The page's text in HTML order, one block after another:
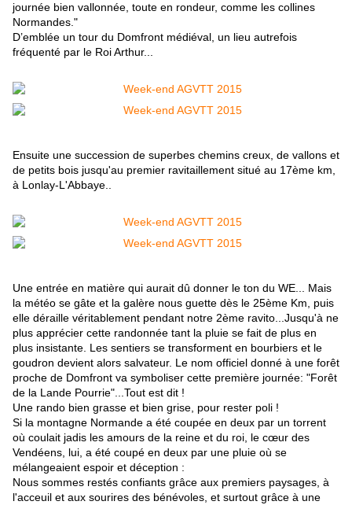
journée bien vallonnée, toute en rondeur, comme les collines
Normandes."
D’emblée un tour du Domfront médiéval, un lieu autrefois
fréquenté par le Roi Arthur...
Ensuite une succession de superbes chemins creux, de vallons et
de petits bois jusqu'au premier ravitaillement situé au 17ème km,
à Lonlay-L'Abbaye..
Une entrée en matière qui aurait dû donner le ton du WE... Mais
la météo se gâte et la galère nous guette dès le 25ème Km, puis
elle déraille véritablement pendant notre 2ème ravito...Jusqu'à ne
plus apprécier cette randonnée tant la pluie se fait de plus en
plus insistante. Les sentiers se transforment en bourbiers et le
goudron devient alors salvateur. Le nom officiel donné à une forêt
proche de Domfront va symboliser cette première journée: "Forêt
de la Lande Pourrie"...Tout est dit !
Une rando bien grasse et bien grise, pour rester poli !
Si la montagne Normande a été coupée en deux par un torrent
où coulait jadis les amours de la reine et du roi, le cœur des
Vendéens, lui, a été coupé en deux par une pluie où se
mélangeaient espoir et déception :
Nous sommes restés confiants grâce aux premiers paysages, à
l'acceuil et aux sourires des bénévoles, et surtout grâce à une